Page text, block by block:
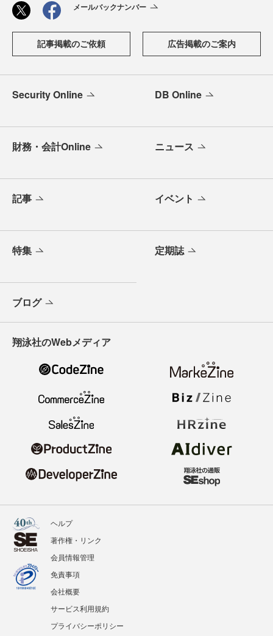
メールバックナンバー
記事掲載のご依頼 広告掲載のご案内
Security Online DB Online
財務・会計Online ニュース
記事 イベント
特集 定期誌
ブログ
翔泳社のWebメディア
ヘルプ
著作権・リンク
会員情報管理
免責事項
会社概要
サービス利用規約
プライバシーポリシー